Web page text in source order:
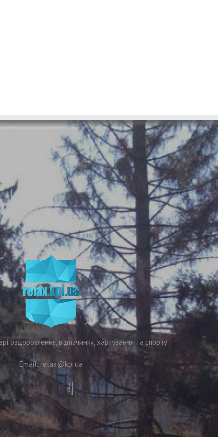
оздоровлення, відпочинку, харчування та спорту.
Email:relax@kpi.ua